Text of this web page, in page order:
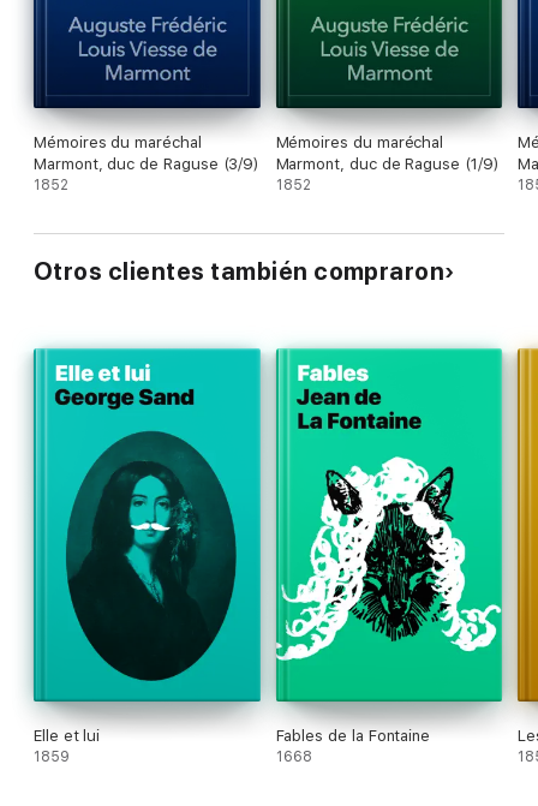
Mémoires du maréchal
Marmont, duc de Raguse (3/9)
1852
Mémoires du maréchal
Marmont, duc de Raguse (1/9)
1852
Otros clientes también compraron
Elle et lui
1859
Fables de la Fontaine
1668